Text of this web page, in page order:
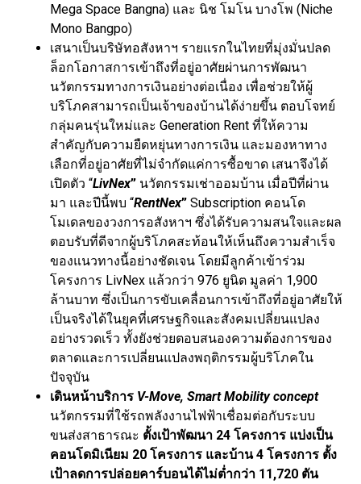
Mega Space Bangna) และ นิช โมโน บางโพ (Niche
Mono Bangpo)
เสนาเป็นบริษัทอสังหาฯ รายแรกในไทยที่มุ่งมั่นปลด
ล็อกโอกาสการเข้าถึงที่อยู่อาศัยผ่านการพัฒนา
นวัตกรรมทางการเงินอย่างต่อเนื่อง เพื่อช่วยให้ผู้
บริโภคสามารถเป็นเจ้าของบ้านได้ง่ายขึ้น ตอบโจทย์
กลุ่มคนรุ่นใหม่และ Generation Rent ที่ให้ความ
สำคัญกับความยืดหยุ่นทางการเงิน และมองหาทาง
เลือกที่อยู่อาศัยที่ไม่จำกัดแค่การซื้อขาด เสนาจึงได้
เปิดตัว “LivNex” นวัตกรรมเช่าออมบ้าน เมื่อปีที่ผ่าน
มา และปีนี้พบ “RentNex” Subscription คอนโด
โมเดลของวงการอสังหาฯ ซึ่งได้รับความสนใจและผล
ตอบรับที่ดีจากผู้บริโภคสะท้อนให้เห็นถึงความสำเร็จ
ของแนวทางนี้อย่างชัดเจน โดยมีลูกค้าเข้าร่วม
โครงการ LivNex แล้วกว่า 976 ยูนิต มูลค่า 1,900
ล้านบาท ซึ่งเป็นการขับเคลื่อนการเข้าถึงที่อยู่อาศัยให้
เป็นจริงได้ในยุคที่เศรษฐกิจและสังคมเปลี่ยนแปลง
อย่างรวดเร็ว ทั้งยังช่วยตอบสนองความต้องการของ
ตลาดและการเปลี่ยนแปลงพฤติกรรมผู้บริโภคใน
ปัจจุบัน
เดินหน้าบริการ V-Move, Smart Mobility concept
นวัตกรรมที่ใช้รถพลังงานไฟฟ้าเชื่อมต่อกับระบบ
ขนส่งสาธารณะ ตั้งเป้าพัฒนา 24 โครงการ แบ่งเป็น
คอนโดมิเนียม 20 โครงการ และบ้าน 4 โครงการ ตั้ง
เป้าลดการปล่อยคาร์บอนได้ไม่ต่ำกว่า 11,720 ตัน